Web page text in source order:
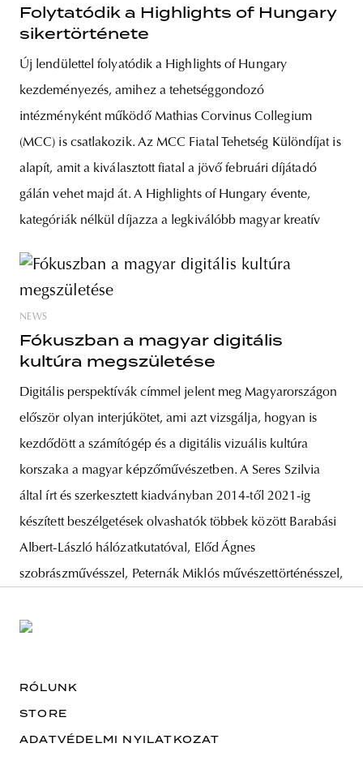
Folytatódik a Highlights of Hungary
sikertörténete
Új lendülettel folyatódik a Highlights of Hungary
kezdeményezés, amihez a tehetséggondozó
intézményként működő Mathias Corvinus Collegium
(MCC) is csatlakozik. Az MCC Fiatal Tehetség Különdíjat is
alapít, amit a kiválasztott fiatal a jövő februári díjátadó
gálán vehet majd át. A Highlights of Hungary évente,
kategóriák nélkül díjazza a legkiválóbb magyar kreatív
NEWS
Fókuszban a magyar digitális
kultúra megszületése
Digitális perspektívák címmel jelent meg Magyarországon
először olyan interjúkötet, ami azt vizsgálja, hogyan is
kezdődött a számítógép és a digitális vizuális kultúra
korszaka a magyar képzőművészetben. A Seres Szilvia
által írt és szerkesztett kiadványban 2014-től 2021-ig
készített beszélgetések olvashatók többek között Barabási
Albert-László hálózatkutatóval, Előd Ágnes
szobrászművésszel, Peternák Miklós művészettörténésszel,
RÓLUNK
STORE
ADATVÉDELMI NYILATKOZAT